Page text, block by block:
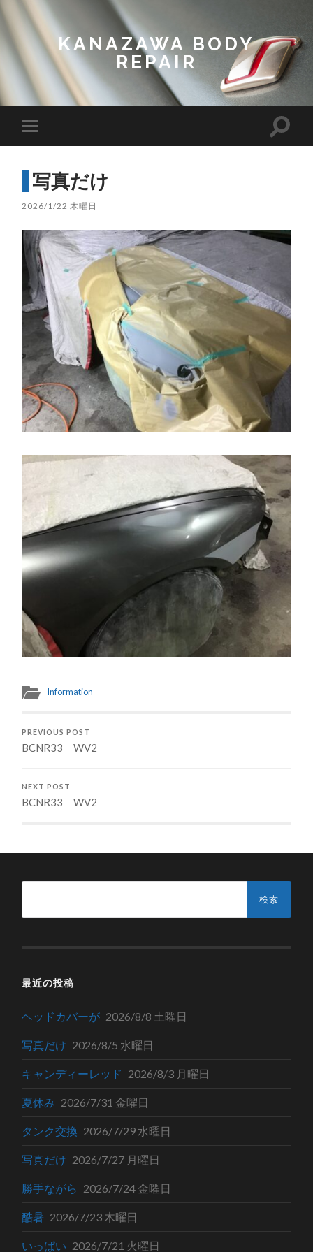
KANAZAWA BODY
REPAIR
mobile
Toggle
写真だけ
2026/1/22 木曜日
Information
PREVIOUS POST
BCNR33 WV2
NEXT POST
BCNR33 WV2
最近の投稿
ヘッドカバーが 2026/8/8 土曜日
写真だけ 2026/8/5 水曜日
キャンディーレッド 2026/8/3 月曜日
夏休み 2026/7/31 金曜日
タンク交換 2026/7/29 水曜日
写真だけ 2026/7/27 月曜日
勝手ながら 2026/7/24 金曜日
酷暑 2026/7/23 木曜日
いっぱい 2026/7/21 火曜日